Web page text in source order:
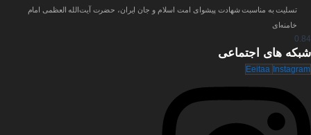
تسلیت به مناسبت شهادت پیشوای امت اسلام و جان ایران، حضرت آیت‌الله العظمی امام
خامنه‌ای
شبکه های اجتماعی
Eeitaa Instagram